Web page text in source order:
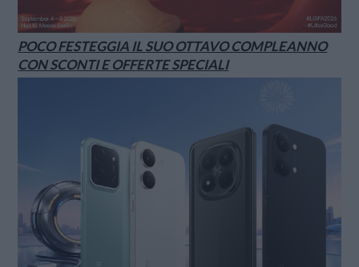
POCO FESTEGGIA IL SUO OTTAVO COMPLEANNO
CON SCONTI E OFFERTE SPECIALI